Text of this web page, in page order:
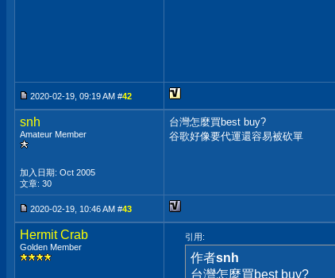
2020-02-19, 09:19 AM #42
snh
Amateur Member
加入日期: Oct 2005
文章: 30
台灣怎麼買best buy?
谷歌好像要代運還容易被砍單
2020-02-19, 10:46 AM #43
Hermit Crab
Golden Member
引用:
作者snh
台灣怎麼買best buy?